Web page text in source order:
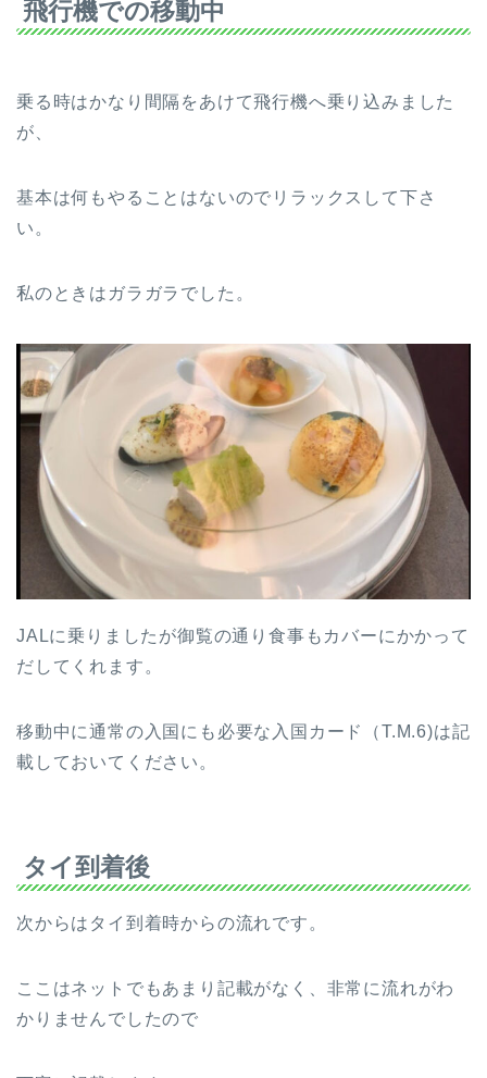
飛行機での移動中
乗る時はかなり間隔をあけて飛行機へ乗り込みました
が、
基本は何もやることはないのでリラックスして下さ
い。
私のときはガラガラでした。
JALに乗りましたが御覧の通り食事もカバーにかかって
だしてくれます。
移動中に通常の入国にも必要な入国カード（T.M.6)は記
載しておいてください。
タイ到着後
次からはタイ到着時からの流れです。
ここはネットでもあまり記載がなく、非常に流れがわ
かりませんでしたので